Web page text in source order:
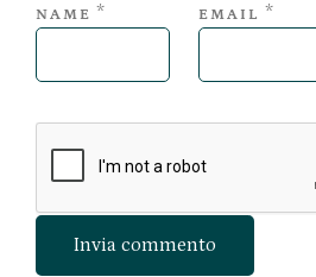
NAME * EMAIL *